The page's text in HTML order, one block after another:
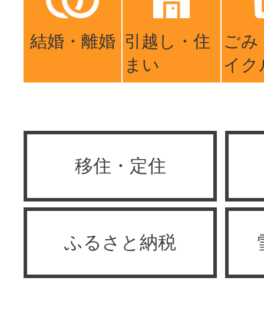
結婚・離婚 引越し・住
まい
ごみ
イク
移住・定住
ふるさと納税